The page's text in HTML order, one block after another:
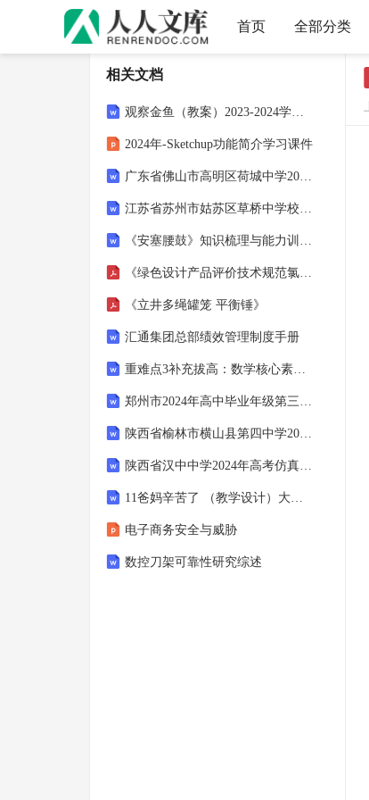
首页 全部分类
相关文档
观察金鱼（教案）2023-2024学年综合实践活动三年级下册 教科版
2024年-Sketchup功能简介学习课件
广东省佛山市高明区荷城中学2022-2023学年七下期中数学试题（解析版）
江苏省苏州市姑苏区草桥中学校2022-2023学年八下期中数学试题（原卷版）
《安塞腰鼓》知识梳理与能力训练（原卷版）
《绿色设计产品评价技术规范氯化聚乙烯》
《立井多绳罐笼 平衡锤》
汇通集团总部绩效管理制度手册
重难点3补充拔高：数学核心素养理念下利用直线与圆的向量表示巧解向量最值问题探析
郑州市2024年高中毕业年级第三次质量预测 数学答案
陕西省榆林市横山县第四中学2023-2024学年高考冲刺模拟数学试题含解析
陕西省汉中中学2024年高考仿真模拟数学试卷含解析
11爸妈辛苦了 （教学设计）大象版六年级心理健康
电子商务安全与威胁
数控刀架可靠性研究综述